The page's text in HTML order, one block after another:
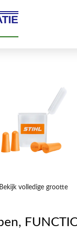
Bekijk volledige grootte